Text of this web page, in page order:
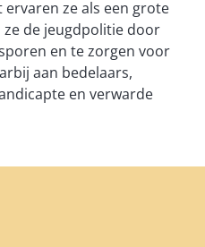
ze als een grote
de jeugdpolitie door
en te zorgen voor
aan bedelaars,
en verwarde